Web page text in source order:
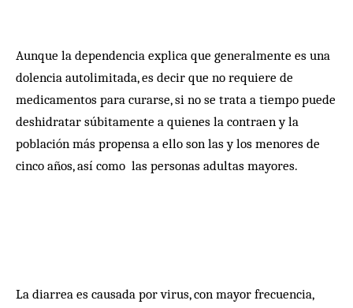
Aunque la dependencia explica que generalmente es una
dolencia autolimitada, es decir que no requiere de
medicamentos para curarse, si no se trata a tiempo puede
deshidratar súbitamente a quienes la contraen y la
población más propensa a ello son las y los menores de
cinco años, así como las personas adultas mayores.
La diarrea es causada por virus, con mayor frecuencia,